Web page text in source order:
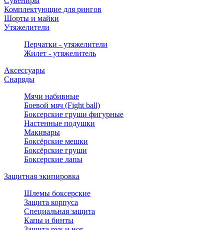
Комплектующие для рингов
Шорты и майки
Утяжелители
Перчатки - утяжелители
Жилет - утяжелитель
Аксессуары
Снаряды
Мячи набивные
Боевой мяч (Fight ball)
Боксерские груши фигурные
Настенные подушки
Макивары
Боксёрские мешки
Боксёрские груши
Боксерские лапы
Защитная экипировка
Шлемы боксерские
Защита корпуса
Специальная защита
Капы и бинты